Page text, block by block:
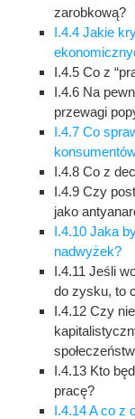
zarobkową?
I.4.4 Jakie
I.4.5 Co z
I.4.6 Na
przewagi
I.4.7 Co
I.4.8 Co z
I.4.9 Czy
jako
I.4.10 Jaka
nadwyżek?
I.4.11 Jeśli
do zysku, to
I.4.12 Czy
I.4.13 Kto
pracę?
I.4.14 A co z